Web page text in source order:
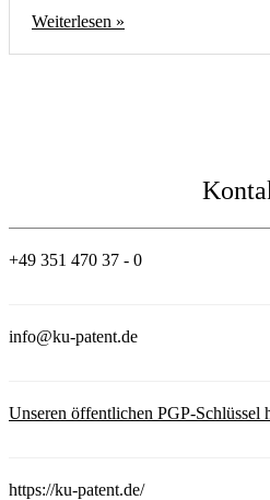
Weiterlesen »
+49 351 470 37 - 0
info@ku-patent.de
Unseren öffentlichen PGP-Schlüssel
https://ku-patent.de/